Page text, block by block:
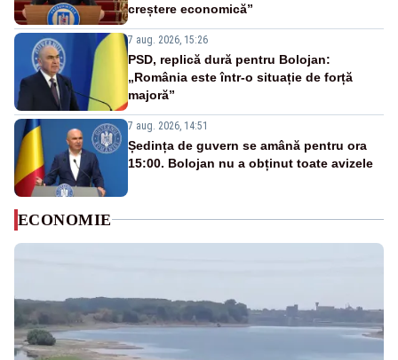
creștere economică”
7 aug. 2026, 15:26
PSD, replică dură pentru Bolojan:
„România este într-o situație de forță
majoră”
7 aug. 2026, 14:51
Ședința de guvern se amână pentru ora
15:00. Bolojan nu a obținut toate avizele
ECONOMIE